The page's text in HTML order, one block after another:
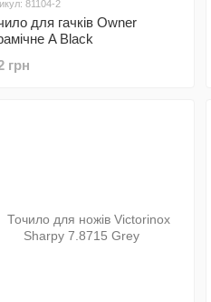
81104-2
для гачків Owner
A Black
грн